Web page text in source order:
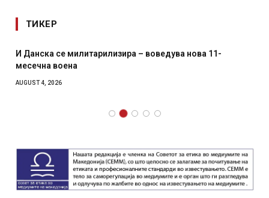
ТИКЕР
И Данска се милитарилизира – воведува нова 11-
месечна воена
AUGUST 4, 2026